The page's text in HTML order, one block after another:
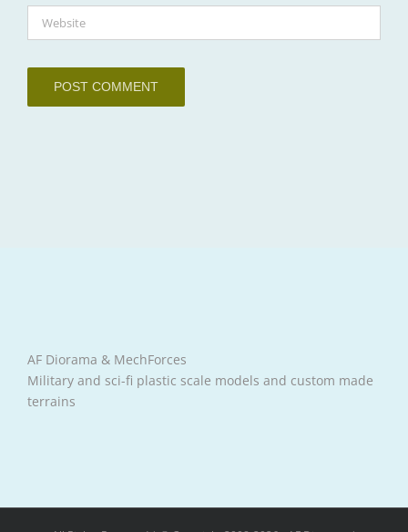
AF Diorama & MechForces
Military and sci-fi plastic scale models and custom made
terrains